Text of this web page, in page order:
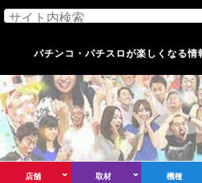
パチンコ・パチスロが楽しくなる情
店舗 取材 機種